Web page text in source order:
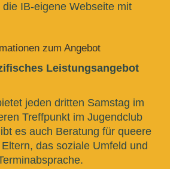
IB-eigene Webseite mit
zum Angebot
Leistungsangebot
jeden dritten Samstag im
Treffpunkt im Jugendclub
es auch Beratung für queere
das soziale Umfeld und